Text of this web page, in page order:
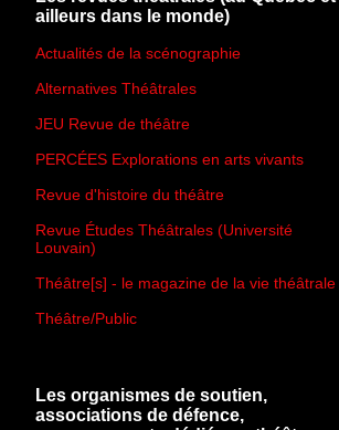
ailleurs dans le monde)
Actualités de la scénographie
Alternatives Théâtrales
JEU Revue de théâtre
PERCÉES Explorations en arts vivants
Revue d'histoire du théâtre
Revue Études Théâtrales (Université
Louvain)
Théâtre[s] - le magazine de la vie théâtrale
Théâtre/Public
Les organismes de soutien,
associations de défence,